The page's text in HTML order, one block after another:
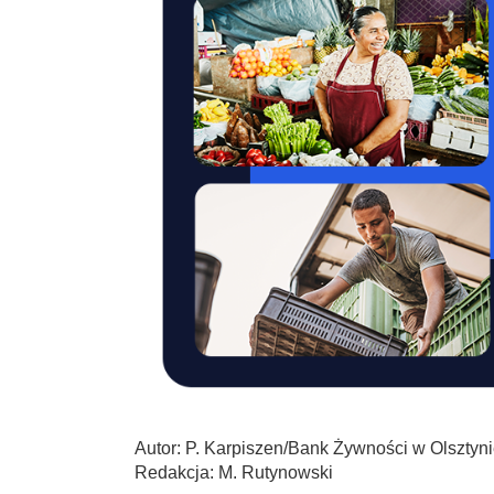
Autor: P. Karpiszen/Bank Żywności w
Redakcja: M. Rutynowski